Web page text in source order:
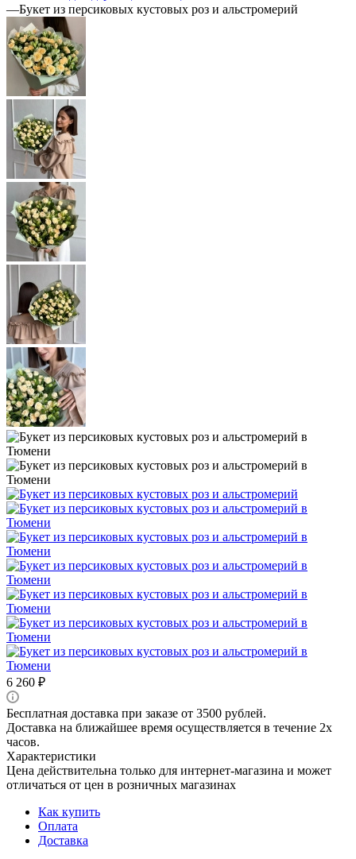
—Букет из персиковых кустовых роз и альстромерий
6 260 ₽
Бесплатная доставка при заказе от 3500 рублей.
Доставка на ближайшее время осуществляется в течение 2х
часов.
Характеристики
Цена действительна только для интернет-магазина и может
отличаться от цен в розничных магазинах
Как купить
Оплата
Доставка